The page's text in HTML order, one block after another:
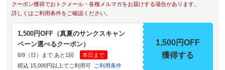
クーポン獲得でおトクメール・各種メルマガをお届けする場合があります。
詳しくはご利用条件をご確認ください。
1,500円OFF（真夏のサンクスキャン
ペーン選べるクーポン）
8/9（日）まで あと1回
本日まで
税込 15,000円以上でご利用可
ご利用条件
1,500円OFF
獲得する